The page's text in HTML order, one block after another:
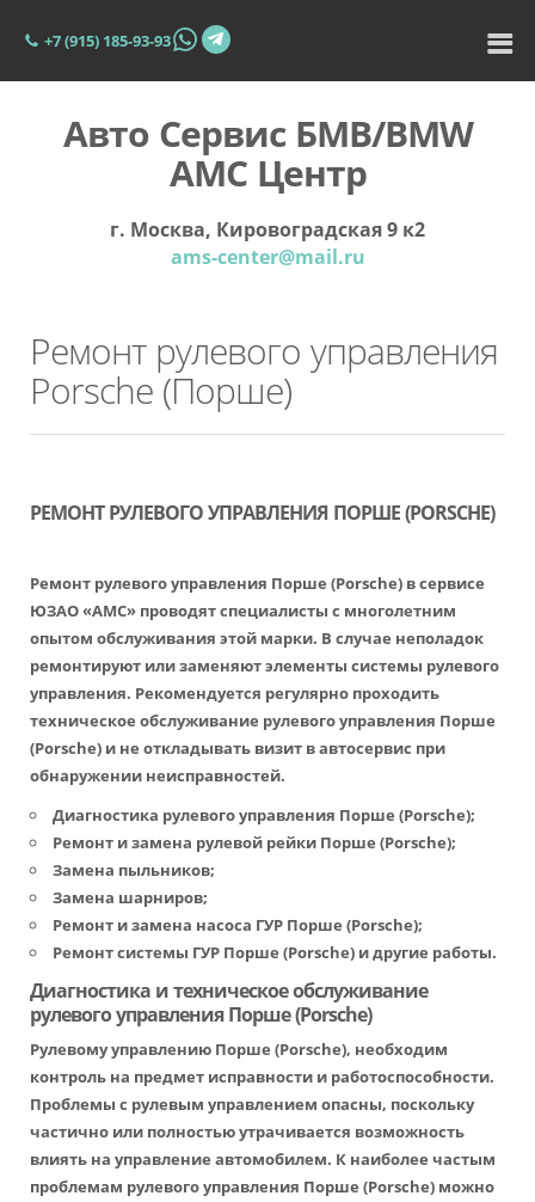
+7 (915) 185-93-93
Авто Сервис БМВ/BMW
АМС Центр
г. Москва, Кировоградская 9 к2
ams-center@mail.ru
Ремонт рулевого управления
Porsche (Порше)
РЕМОНТ РУЛЕВОГО УПРАВЛЕНИЯ ПОРШЕ (PORSCHE)
Ремонт рулевого управления Порше (Porsche) в сервисе
ЮЗАО «АМС» проводят специалисты с многолетним
опытом обслуживания этой марки. В случае неполадок
ремонтируют или заменяют элементы системы рулевого
управления. Рекомендуется регулярно проходить
техническое обслуживание рулевого управления Порше
(Porsche) и не откладывать визит в автосервис при
обнаружении неисправностей.
Диагностика рулевого управления Порше (Porsche);
Ремонт изамена рулевой рейки Порше (Porsche);
Замена пыльников;
Замена шарниров;
Ремонт изамена насоса ГУР Порше (Porsche);
Ремонт системы ГУР Порше (Porsche) и другие работы.
Диагностика и техническое обслуживание
рулевого управления Порше (Porsche)
Рулевому управлению Порше (Porsche), необходим
контроль на предмет исправности и работоспособности.
Проблемы с рулевым управлением опасны, поскольку
частично или полностью утрачивается возможность
влиять на управление автомобилем. К наиболее частым
проблемам рулевого управления Порше (Porsche) можно